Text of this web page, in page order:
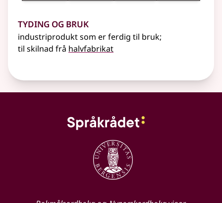
Tyding og bruk
industriprodukt som er ferdig til bruk;
til skilnad frå halvfabrikat